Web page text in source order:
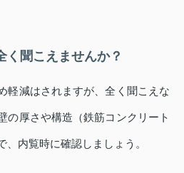
く聞こえませんか？
軽減はされますが、全く聞こえな
の厚さや構造（鉄筋コンクリート
内覧時に確認しましょう。